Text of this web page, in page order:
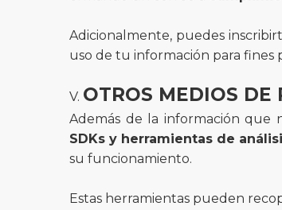
Adicionalmente, puedes
uso de tu información para
OTROS MEDIOS DE
Además de la información que
SDKs y herramientas de
su funcionamiento.
Estas herramientas pueden